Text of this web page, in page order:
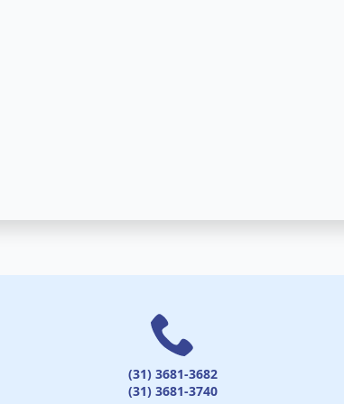
(31) 3681-3682
(31) 3681-3740